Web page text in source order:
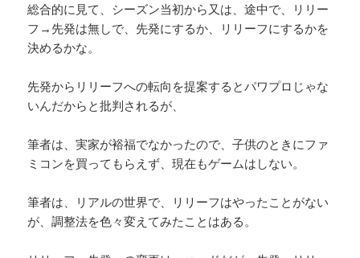
総合的に見て、シーズン当初から又は、途中で、リリー
フ→先発は無しで、先発にするか、リリーフにするかを
決めるかな。
先発からリリーフへの転向を提案するとパワプロじゃな
いんだからと批判されるが、
筆者は、実家が裕福でなかったので、子供のときにファ
ミコンを買ってもらえず、現在もゲームはしない。
筆者は、リアルの世界で、リリーフはやったことがない
が、調整法を色々変えてみたことはある。